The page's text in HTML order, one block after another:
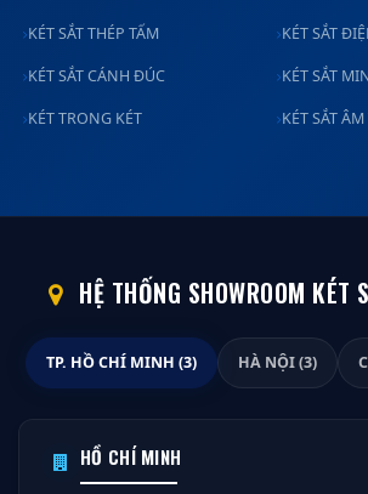
KÉT SẮT THÉP TẤM KÉT SẮT
KÉT SẮT CÁNH ĐÚC KÉT SẮT
KÉT TRONG KÉT KÉT SẮT
HỆ THỐNG SHOWROOM
TP. HỒ CHÍ MINH (3) HÀ NỘI (3)
HỒ CHÍ MINH